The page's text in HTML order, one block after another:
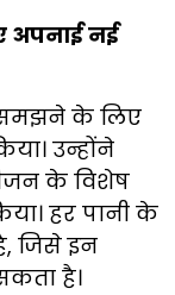
अपनाई नई
समझने के लिए
उन्होंने
के विशेष
हर पानी के
जिसे इन
है।